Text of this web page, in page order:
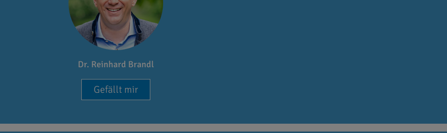
Dr. Reinhard Brandl
Gefällt mir